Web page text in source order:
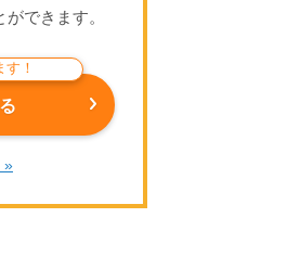
できます。
！
»